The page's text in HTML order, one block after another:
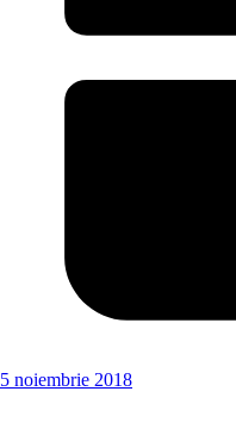
5 noiembrie 2018